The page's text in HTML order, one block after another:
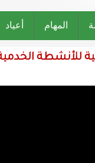
رتب وتوشيحات
التي
كان
لمرحلة
كان منذ
الوطن